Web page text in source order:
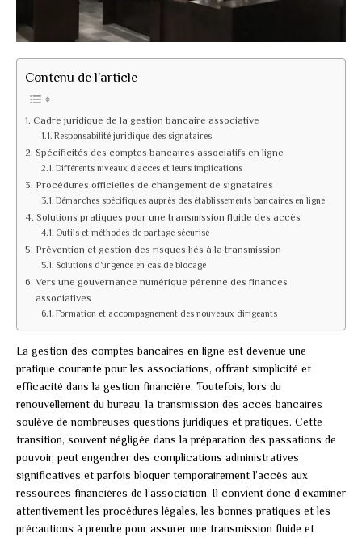
Contenu de l'article
Cadre juridique de la gestion bancaire associative
Responsabilité juridique des signataires
Spécificités des comptes bancaires associatifs en ligne
Différents niveaux d’accès et leurs implications
Procédures officielles de changement de signataires
Démarches spécifiques auprès des établissements bancaires en ligne
Solutions pratiques pour une transmission fluide des accès
Outils et méthodes de partage sécurisé
Prévention et gestion des risques liés à la transmission
Solutions d’urgence en cas de blocage
Vers une gouvernance numérique pérenne des finances
associatives
Formation et accompagnement des nouveaux dirigeants
La gestion des comptes bancaires en ligne est devenue une
pratique courante pour les associations, offrant simplicité et
efficacité dans la gestion financière. Toutefois, lors du
renouvellement du bureau, la transmission des accès bancaires
soulève de nombreuses questions juridiques et pratiques. Cette
transition, souvent négligée dans la préparation des passations de
pouvoir, peut engendrer des complications administratives
significatives et parfois bloquer temporairement l’accès aux
ressources financières de l’association. Il convient donc d’examiner
attentivement les procédures légales, les bonnes pratiques et les
précautions à prendre pour assurer une transmission fluide et